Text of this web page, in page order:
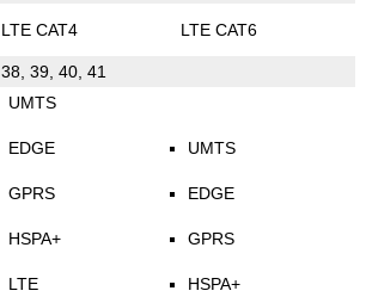
LTE CAT4 LTE CAT6
38, 39, 40, 41
UMTS
EDGE
GPRS
HSPA+
LTE
UMTS
EDGE
GPRS
HSPA+